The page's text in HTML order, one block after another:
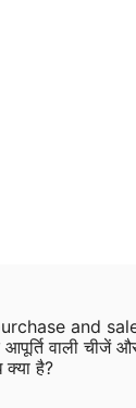
and
वाली चीजें
क्या है?